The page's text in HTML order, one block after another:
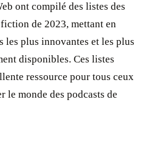
ont compilé des listes des
de 2023, mettant en
les plus innovantes et les plus
disponibles. Ces listes
ressource pour tous ceux
le monde des podcasts de